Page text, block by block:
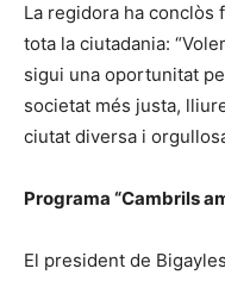
La regidora ha conclòs
tota la ciutadania:
sigui una oportunitat
societat més justa,
ciutat diversa i
Programa “Cambrils
El president de